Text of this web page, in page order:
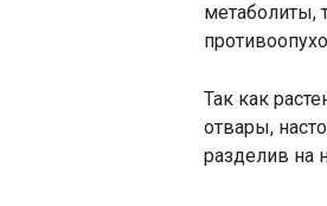
метаболиты,
Так как
отвары,
разделив на